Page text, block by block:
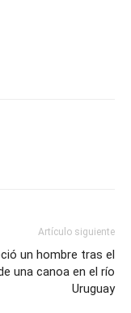
Artículo siguiente
un hombre tras el
una canoa en el río
Uruguay